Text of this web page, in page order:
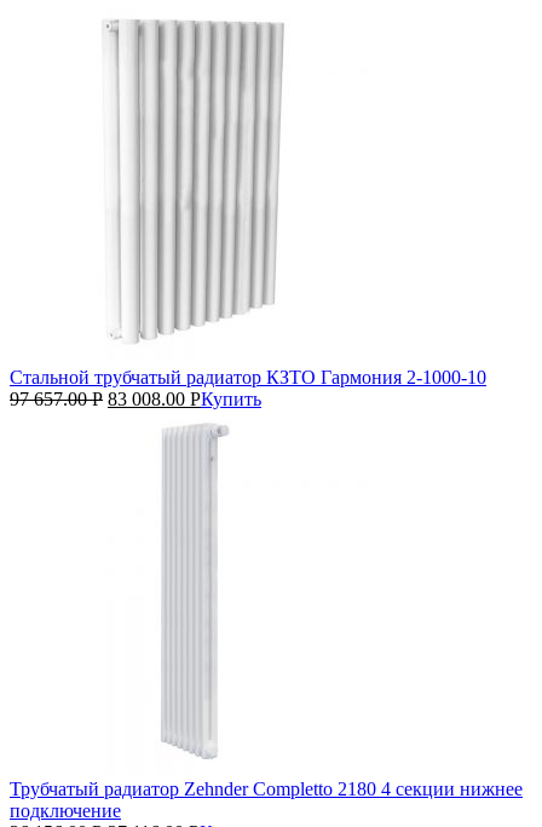
Стальной трубчатый радиатор КЗТО Гармония 2‑1000‑10
97 657.00Р 83 008.00 РКупить
Трубчатый радиатор Zehnder Completto 2180 4 секции нижнее
подключение